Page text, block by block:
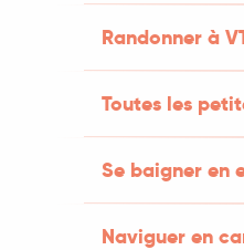
Randonner à
Toutes les
Se baigner en
Naviguer en
07
NOUS